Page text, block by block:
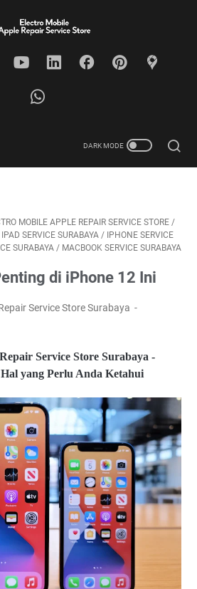
MOBILE APPLE REPAIR SERVICE STORE /
IPAD SERVICE SURABAYA / IPHONE SERVICE
SURABAYA / MACBOOK SERVICE SURABAYA
di iPhone 12 Ini
Service Store Surabaya
Service Store Surabaya -
yang Perlu Anda Ketahui